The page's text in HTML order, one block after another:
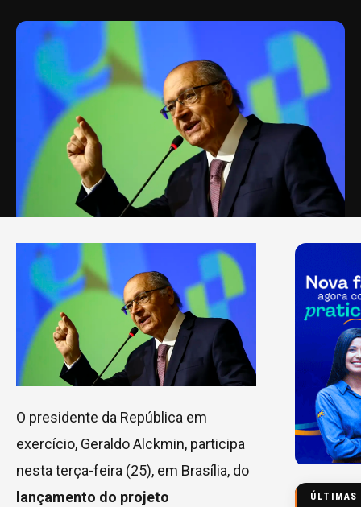
O presidente da República em
exercício, Geraldo Alckmin, participa
nesta terça-feira (25), em Brasília, do
lançamento do projeto